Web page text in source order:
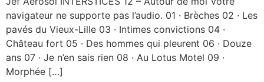
navigateur ne supporte pas l’audio. 01 · Brèches 02 · Les
pavés du Vieux-Lille 03 · Intimes convictions 04 ·
Château fort 05 · Des hommes qui pleurent 06 · Douze
ans 07 · Je n’en sais rien 08 · Au Lotus Motel 09 ·
Morphée […]